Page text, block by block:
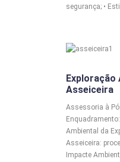
segurança; •
Exploração
Asseiceira
Assessoria à
Ambiental da
Asseiceira:
Impacte